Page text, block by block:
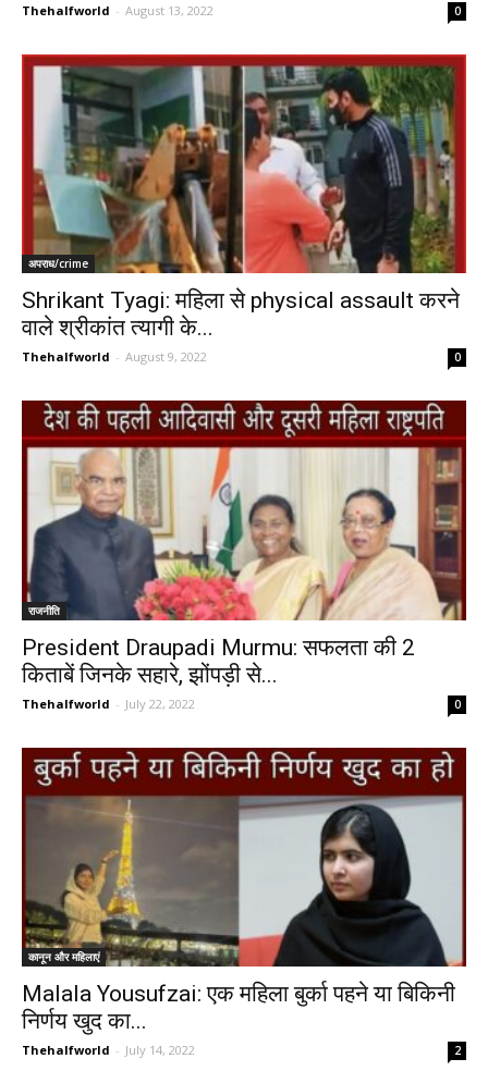
Thehalfworld - August 13, 2022 0
अपराध/crime
Shrikant Tyagi: महिला से physical assault करने
वाले श्रीकांत त्यागी के...
Thehalfworld - August 9, 2022 0
राजनीति
President Draupadi Murmu: सफलता की 2
किताबें जिनके सहारे, झोंपड़ी से...
Thehalfworld - July 22, 2022 0
कानून और महिलाएं
Malala Yousufzai: एक महिला बुर्का पहने या बिकिनी
निर्णय खुद का...
Thehalfworld - July 14, 2022 2